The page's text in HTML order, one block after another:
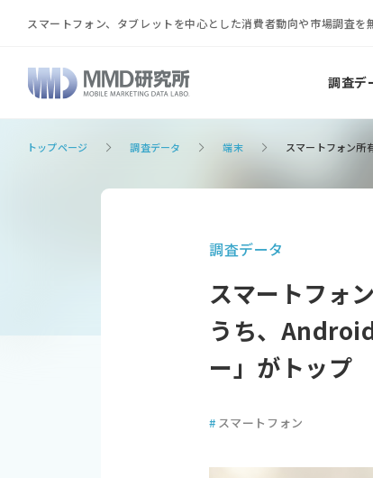
スマートフォン、タブレットを中心とした消費者動向や市場調査を
調査デ
トップページ 調査データ 端末 スマートフォン所
調査データ
スマートフォ
うち、
ー」がトップ
# スマートフォン